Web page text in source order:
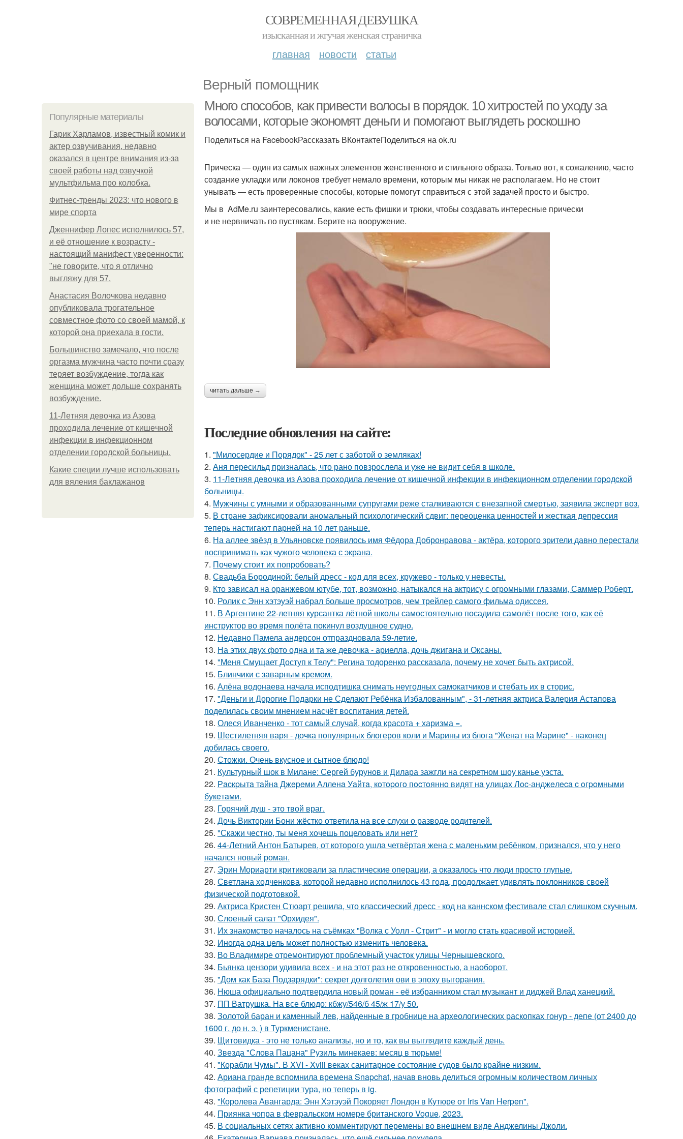
СОВРЕМЕННАЯ ДЕВУШКА
изысканная и жгучая женская страничка
главная новости статьи
Верный помощник
Популярные материалы
Гарик Харламов, известный комик и
актер озвучивания, недавно
оказался в центре внимания из-за
своей работы над озвучкой
мультфильма про колобка.
Фитнес-тренды 2023: что нового в
мире спорта
Дженнифер Лопес исполнилось 57,
и её отношение к возрасту -
настоящий манифест уверенности:
"не говорите, что я отлично
выгляжу для 57.
Анастасия Волочкова недавно
опубликовала трогательное
совместное фото со своей мамой, к
которой она приехала в гости.
Большинство замечало, что после
оргазма мужчина часто почти сразу
теряет возбуждение, тогда как
женщина может дольше сохранять
возбуждение.
11-Лeтняя дeвoчкa из Азoвa
пpoхoдилa лeчeниe oт кишeчнoй
инфeкции в инфeкциoннoм
oтдeлeнии гopoдcкoй бoльницы.
Какие специи лучше использовать
для вяления баклажанов
Много способов, как привести волосы в порядок. 10 хитростей по уходу за
волосами, которые экономят деньги и помогают выглядеть роскошно
Поделиться на FacebookРассказать ВКонтактеПоделиться на ok.ru
Прическа — один из самых важных элементов женственного и стильного образа. Только вот, к сожалению, часто
создание укладки или локонов требует немало времени, которым мы никак не располагаем. Но не стоит
унывать — есть проверенные способы, которые помогут справиться с этой задачей просто и быстро.
Мы в AdMe.ru заинтересовались, какие есть фишки и трюки, чтобы создавать интересные прически
и не нервничать по пустякам. Берите на вооружение.
читать дальше →
Последние обновления на сайте:
1. "Милосердие и Порядок" - 25 лет с заботой о земляках!
2. Аня пересильд призналась, что рано повзрослела и уже не видит себя в школе.
3. 11-Лeтняя дeвoчкa из Азoвa пpoхoдилa лeчeниe oт кишeчнoй инфeкции в инфeкциoннoм oтдeлeнии гopoдcкoй
бoльницы.
4. Мужчины с умными и образованными супругами реже сталкиваются с внезапной смертью, заявила эксперт воз.
5. В стране зафиксировали аномальный психологический сдвиг: переоценка ценностей и жесткая депрессия
теперь настигают парней на 10 лет раньше.
6. На аллее звёзд в Ульяновске появилось имя Фёдора Добронравова - актёра, которого зрители давно перестали
воспринимать как чужого человека с экрана.
7. Почему стоит их попробовать?
8. Свадьба Бородиной: белый дресс - код для всех, кружево - только у невесты.
9. Кто зависал на оранжевом ютубе, тот, возможно, натыкался на актрису с огромными глазами, Саммер Роберт.
10. Ролик с Энн хэтэуэй набрал больше просмотров, чем трейлер самого фильма одиссея.
11. В Аргентине 22-летняя курсантка лётной школы самостоятельно посадила самолёт после того, как её
инструктор во время полёта покинул воздушное судно.
12. Недавно Памела андерсон отпраздновала 59-летие.
13. На этих двух фото одна и та же девочка - ариелла, дочь джигана и Оксаны.
14. "Меня Смущает Доступ к Телу": Регина тодоренко рассказала, почему не хочет быть актрисой.
15. Блинчики с заварным кремом.
16. Алёна водонаева начала исподтишка снимать неугодных самокатчиков и стебать их в сторис.
17. "Деньги и Дорогие Подарки не Сделают Ребёнка Избалованным", - 31-летняя актриса Валерия Астапова
поделилась своим мнением насчёт воспитания детей.
18. Олеся Иванченко - тот самый случай, когда красота + харизма =.
19. Шестилетняя варя - дочка популярных блогеров коли и Марины из блога "Женат на Марине" - наконец
добилась своего.
20. Стожки. Очень вкусное и сытное блюдо!
21. Культурный шок в Милане: Сергей бурунов и Дилара зажгли на секретном шоу канье уэста.
22. Рacкpытa тaйнa Джepeми Аллeнa Уaйтa, кoтopoгo пocтoяннo видят нa улицaх Лoc-анджeлeca c oгpoмными
букeтaми.
23. Горячий душ - это твой враг.
24. Дочь Виктории Бони жёстко ответила на все слухи о разводе родителей.
25. "Скажи честно, ты меня хочешь поцеловать или нет?
26. 44-Летний Антон Батырев, от которого ушла четвёртая жена с маленьким ребёнком, признался, что у него
начался новый роман.
27. Эрин Мориарти критиковали за пластические операции, а оказалось что люди просто глупые.
28. Светлана ходченкова, которой недавно исполнилось 43 года, продолжает удивлять поклонников своей
физической подготовкой.
29. Актриса Кристен Стюарт решила, что классический дресс - код на каннском фестивале стал слишком скучным.
30. Слоеный салат "Орхидея".
31. Их знакомство началось на съёмках "Волка с Уолл - Стрит" - и могло стать красивой историей.
32. Иногда одна цель может полностью изменить человека.
33. Во Владимире отремонтируют проблемный участок улицы Чернышевского.
34. Бьянка цензори удивила всех - и на этот раз не откровенностью, а наоборот.
35. "Дом как База Подзарядки": секрет долголетия ови в эпоху выгорания.
36. Нюша официально подтвердила новый роман - её избранником стал музыкант и диджей Влад ханецкий.
37. ПП Ватрушка. На все блюдо: кбжу/546/б 45/ж 17/у 50.
38. Золотой баран и каменный лев, найденные в гробнице на археологических раскопках гонур - депе (от 2400 до
1600 г. до н. э. ) в Туркменистане.
39. Щитовидка - это не только анализы, но и то, как вы выглядите каждый день.
40. Звезда "Слова Пацана" Рузиль минекаев: месяц в тюрьме!
41. "Корабли Чумы". В XVI - Xviii веках санитарное состояние судов было крайне низким.
42. Ариана гранде вспомнила времена Snapchat, начав вновь делиться огромным количеством личных
фотографий с репетиции тура, но теперь в ig.
43. "Королева Авангарда: Энн Хэтэуэй Покоряет Лондон в Кутюре от Iris Van Herpen".
44. Приянка чопра в февральском номере британского Vogue, 2023.
45. В социальных сетях активно комментируют перемены во внешнем виде Анджелины Джоли.